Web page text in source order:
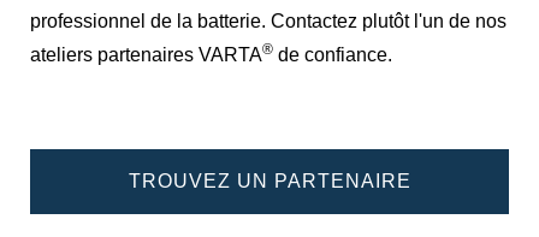
professionnel de la batterie. Contactez plutôt l'un de nos
ateliers partenaires VARTA® de confiance.
TROUVEZ UN PARTENAIRE